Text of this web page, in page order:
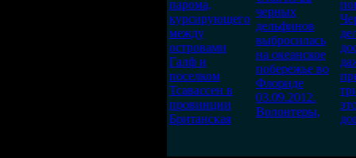
парома,
курсирующего
между
островами
Галф и
поселком
Тсавассен в
провинции
Британская
черных
дельфинов
выбросилась
на океанское
побережье во
Флориде
03.09.2012.
Волонтеры,